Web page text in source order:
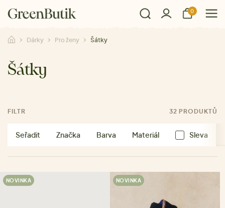
0
Dárky Pro ženy Šátky
Šátky
FILTR 32 PRODUKTŮ
Seřadit Značka Barva Materiál Sleva
NOVINKA NOVINKA